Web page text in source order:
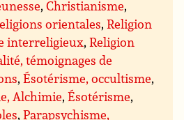
,Christianisme,
orientales,Religion
interreligieux,Religion
témoignages de
,Ésotérisme, occultisme,
Alchimie,Ésotérisme,
,Parapsychisme,